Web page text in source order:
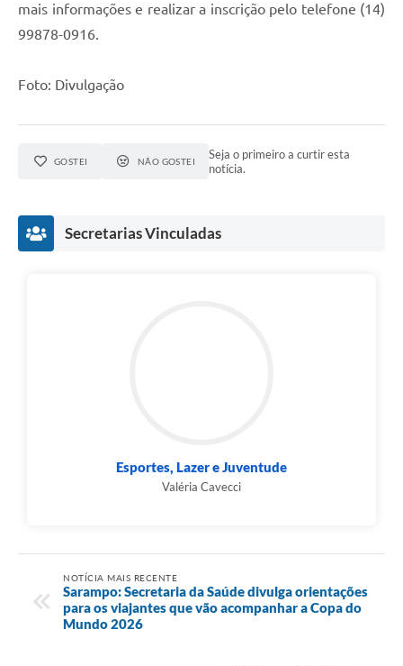
mais informações e realizar a inscrição pelo telefone (14)
99878-0916.
Foto: Divulgação
GOSTEI NÃO GOSTEI
Seja o primeiro a curtir esta
notícia.
Secretarias Vinculadas
Esportes, Lazer e Juventude
Valéria Cavecci
NOTÍCIA MAIS RECENTE
Sarampo: Secretaria da Saúde divulga orientações
para os viajantes que vão acompanhar a Copa do
Mundo 2026